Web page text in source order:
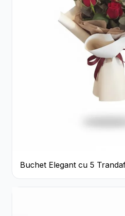
Buchet Elegant cu 5
și Eucalipt